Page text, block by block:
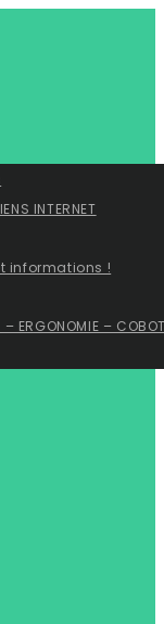
INTERNET
informations !
ERGONOMIE –